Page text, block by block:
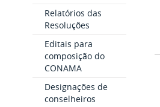
Relatórios das
Resoluções
Editais para
composição do
CONAMA
Designações de
conselheiros